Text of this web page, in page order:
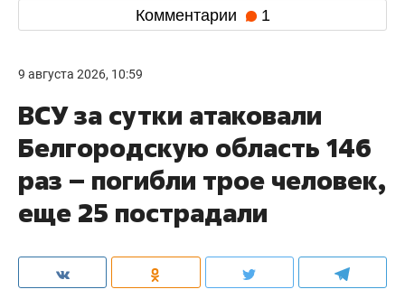
Комментарии 1
9 августа 2026, 10:59
ВСУ за сутки атаковали
Белгородскую область 146
раз – погибли трое человек,
еще 25 пострадали